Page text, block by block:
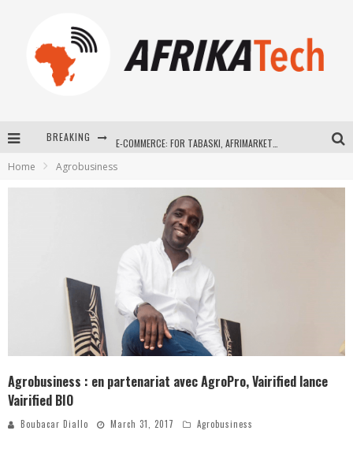
BREAKING
How Technology Has Changed Sports
Home Agrobusiness
Agrobusiness : en partenariat avec AgroPro, Vairified lance
Vairified BIO
Boubacar Diallo March 31, 2017 Agrobusiness